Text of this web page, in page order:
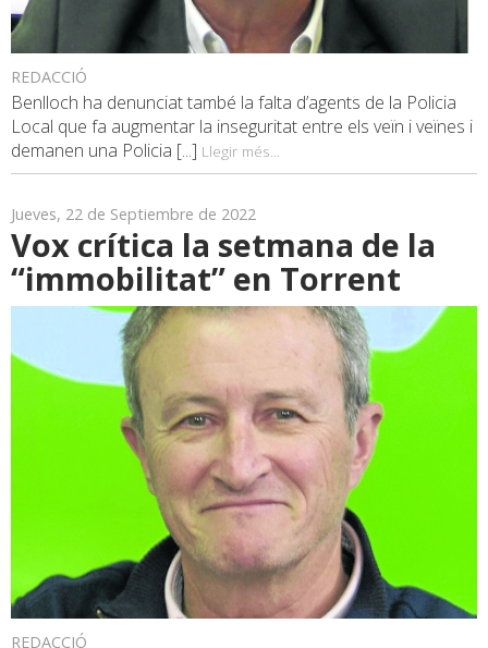
REDACCIÓ
Benlloch ha denunciat també la falta d’agents de la Policia
Local que fa augmentar la inseguritat entre els veïn i veïnes i
demanen una Policia [...] Llegir més...
Jueves, 22 de Septiembre de 2022
Vox crítica la setmana de la
“immobilitat” en Torrent
REDACCIÓ